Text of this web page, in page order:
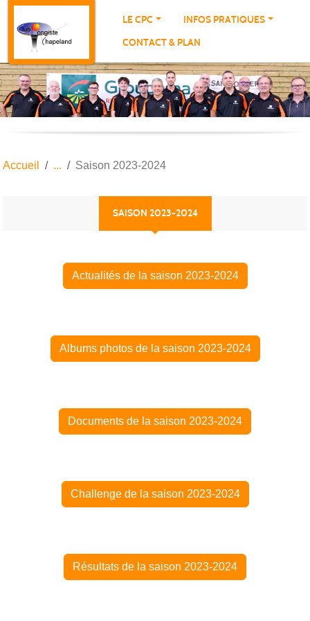
LE CPC
INFOS PRATIQUES
CONTACT & PLAN
Accueil Saison 2023-2024
SAISON 2023-2024
Actualités de la saison 2023-2024
Albums photos de la saison 2023-2024
Documents de la saison 2023-2024
Challenge de la saison 2023-2024
Résultats de la saison 2023-2024
Panneau de gestion des cookies